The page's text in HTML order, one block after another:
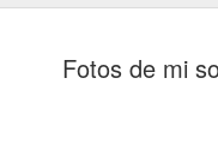
Fotos de mi